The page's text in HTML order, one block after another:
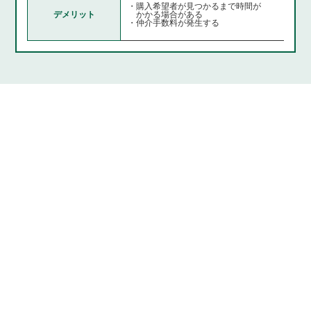
デメリット
・購入希望者が見つかるまで時間が
かかる場合がある
・仲介手数料が発生する